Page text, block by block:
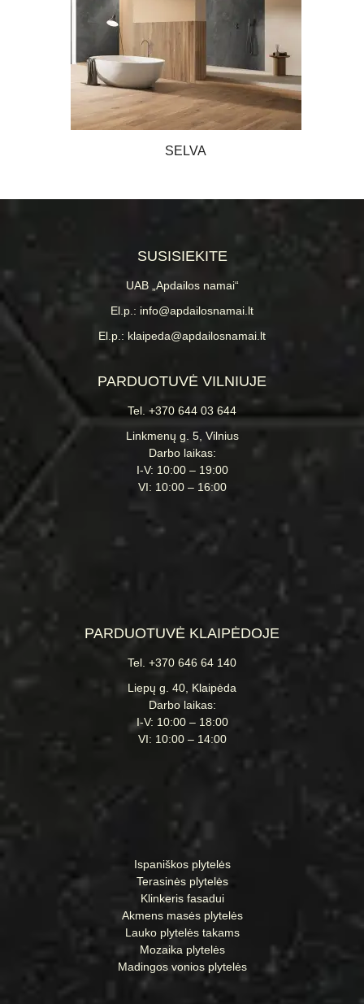
SELVA
SUSISIEKITE
UAB „Apdailos namai“
El.p.: info@apdailosnamai.lt
El.p.: klaipeda@apdailosnamai.lt
PARDUOTUVĖ VILNIUJE
Tel. +370 644 03 644
Linkmenų g. 5, Vilnius
Darbo laikas:
I-V: 10:00 – 19:00
VI: 10:00 – 16:00
PARDUOTUVĖ KLAIPĖDOJE
Tel. +370 646 64 140
Liepų g. 40, Klaipėda
Darbo laikas:
I-V: 10:00 – 18:00
VI: 10:00 – 14:00
Ispaniškos plytelės
Terasinės plytelės
Klinkeris fasadui
Akmens masės plytelės
Lauko plytelės takams
Mozaika plytelės
Madingos vonios plytelės